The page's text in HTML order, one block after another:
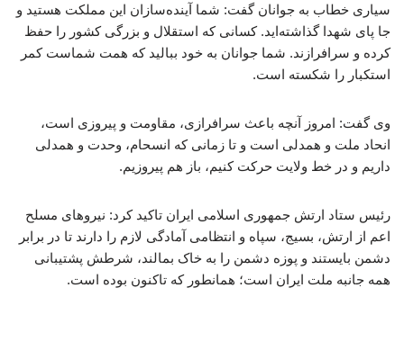
سیاری خطاب به جوانان گفت: شما آینده‌سازان این مملکت هستید و
جا پای شهدا گذاشته‌اید. کسانی که استقلال و بزرگی کشور را حفظ
کرده و سرافرازند. شما جوانان به خود ببالید که همت شماست کمر
استکبار را شکسته است.
وی گفت: امروز آنچه باعث سرافرازی، مقاومت و پیروزی است،
انحاد ملت و همدلی است و تا زمانی که انسحام، وحدت و همدلی
داریم و در خط ولایت حرکت کنیم، باز هم پیروزیم.
رئیس ستاد ارتش جمهوری اسلامی ایران تاکید کرد: نیروهای مسلح
اعم از ارتش، بسیج، سپاه و انتظامی آمادگی لازم را دارند تا در برابر
دشمن بایستند و پوزه دشمن را به خاک بمالند، شرطش پشتیبانی
همه جانبه ملت ایران است؛ همانطور که تاکنون بوده است.